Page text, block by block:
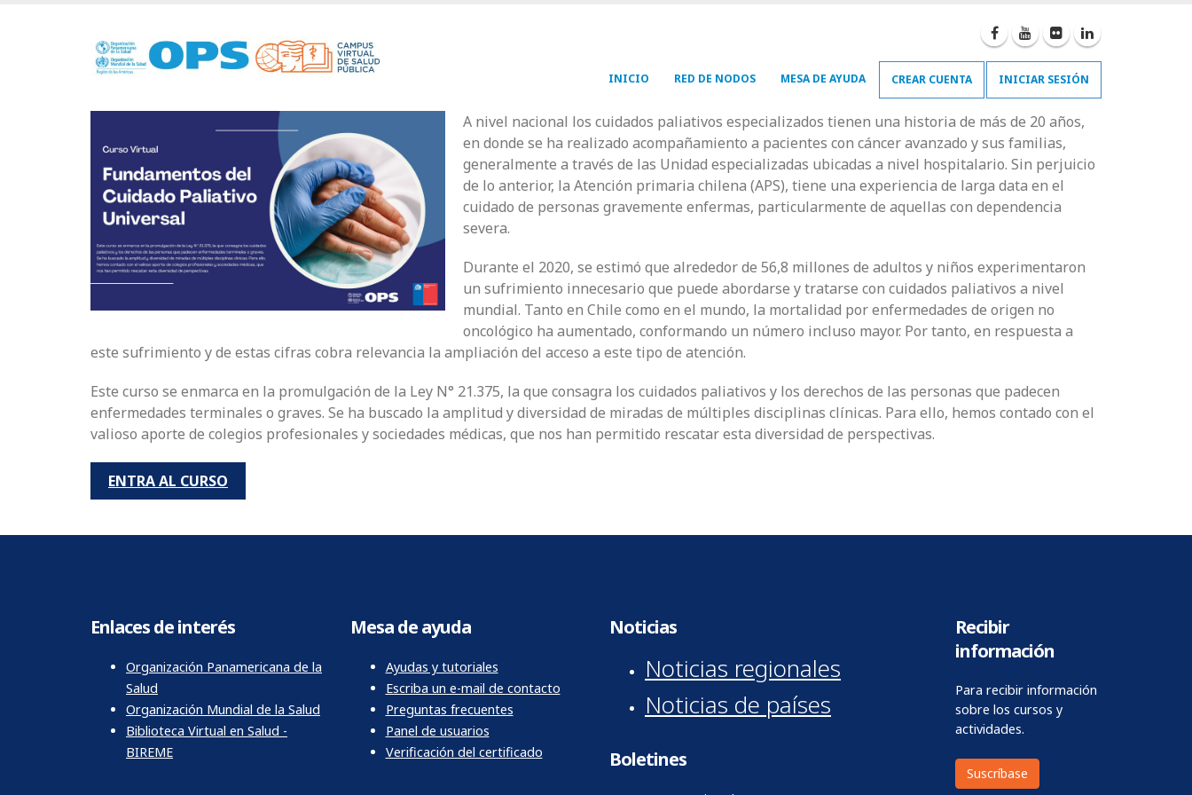
Navegación
principal
INICIO RED DE NODOS MESA DE AYUDA CREAR CUENTA INICIAR SESIÓN
A nivel nacional los cuidados paliativos especializados tienen una historia de más de 20 años,
en donde se ha realizado acompañamiento a pacientes con cáncer avanzado y sus familias,
generalmente a través de las Unidad especializadas ubicadas a nivel hospitalario. Sin perjuicio
de lo anterior, la Atención primaria chilena (APS), tiene una experiencia de larga data en el
cuidado de personas gravemente enfermas, particularmente de aquellas con dependencia
severa.
Durante el 2020, se estimó que alrededor de 56,8 millones de adultos y niños experimentaron
un sufrimiento innecesario que puede abordarse y tratarse con cuidados paliativos a nivel
mundial. Tanto en Chile como en el mundo, la mortalidad por enfermedades de origen no
oncológico ha aumentado, conformando un número incluso mayor. Por tanto, en respuesta a
este sufrimiento y de estas cifras cobra relevancia la ampliación del acceso a este tipo de atención.
Este curso se enmarca en la promulgación de la Ley N° 21.375, la que consagra los cuidados paliativos y los derechos de las personas que padecen
enfermedades terminales o graves. Se ha buscado la amplitud y diversidad de miradas de múltiples disciplinas clínicas. Para ello, hemos contado con el
valioso aporte de colegios profesionales y sociedades médicas, que nos han permitido rescatar esta diversidad de perspectivas.
ENTRA AL CURSO
Enlaces de interés
Organización Panamericana de la
Salud
Organización Mundial de la Salud
Biblioteca Virtual en Salud -
BIREME
Mesa de ayuda
Ayudas y tutoriales
Escriba un e-mail de contacto
Preguntas frecuentes
Panel de usuarios
Verificación del certificado
Noticias
Noticias regionales
Noticias de países
Boletines
Recibir
información
Para recibir información
sobre los cursos y
actividades.
Suscríbase